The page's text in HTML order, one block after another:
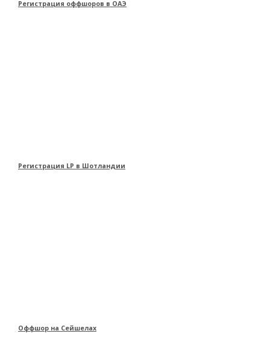
Регистрация оффшоров в ОАЭ
Регистрация LP в Шотландии
Оффшор на Сейшелах